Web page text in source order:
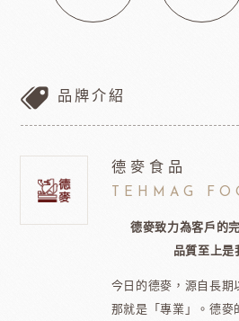
品牌介紹
德麥食品
TEHMAG
德麥致力為客戶的
品質至上是
今日的德麥，源自長期
那就是「專業」。德麥